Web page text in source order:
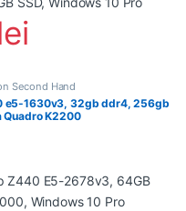
Second Hand
e5-1630v3, 32gb ddr4, 256gb
Quadro K2200